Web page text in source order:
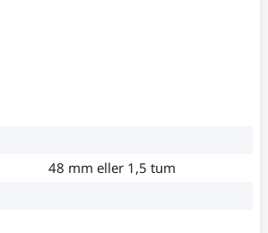
48 mm eller 1,5 tum